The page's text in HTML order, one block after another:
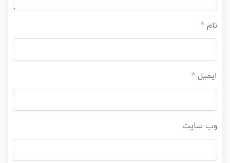
نام *
ایمیل *
وب‌ سایت